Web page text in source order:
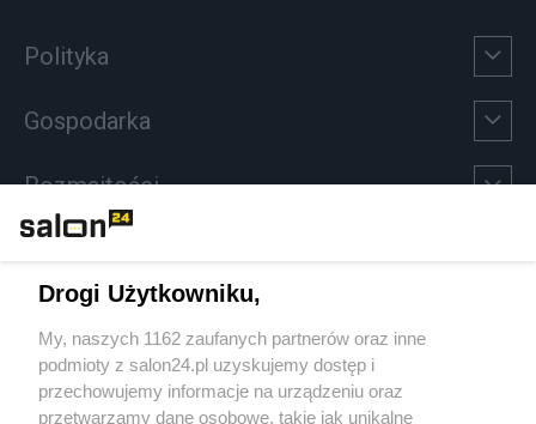
Polityka
Gospodarka
Rozmaitości
Sport
Społeczeństwo
Drogi Użytkowniku,
My, naszych 1162 zaufanych partnerów oraz inne
podmioty z salon24.pl uzyskujemy dostęp i
przechowujemy informacje na urządzeniu oraz
przetwarzamy dane osobowe, takie jak unikalne